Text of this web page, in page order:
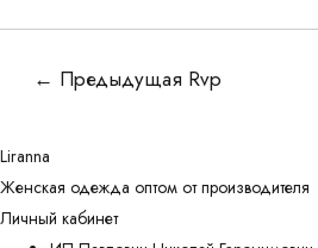
Навигация
← Предыдущая Rvp
Liranna
Женская одежда оптом от производителя
Личный кабинет